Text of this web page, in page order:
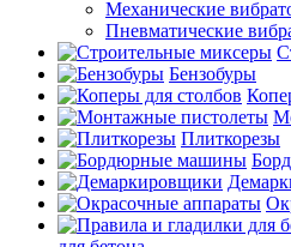
Механические
Пневматические
Бензобуры
Плиткорезы